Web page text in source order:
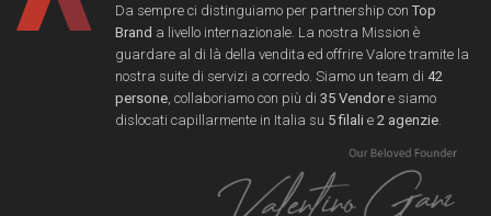
Da sempre ci distinguiamo per partnership con Top
Brand a livello internazionale. La nostra Mission è
guardare al di là della vendita ed offrire Valore tramite la
nostra suite di servizi a corredo. Siamo un team di 42
persone , collaboriamo con più di 35 Vendore siamo
dislocati capillarmente in Italia su 5 filali e 2 agenzie